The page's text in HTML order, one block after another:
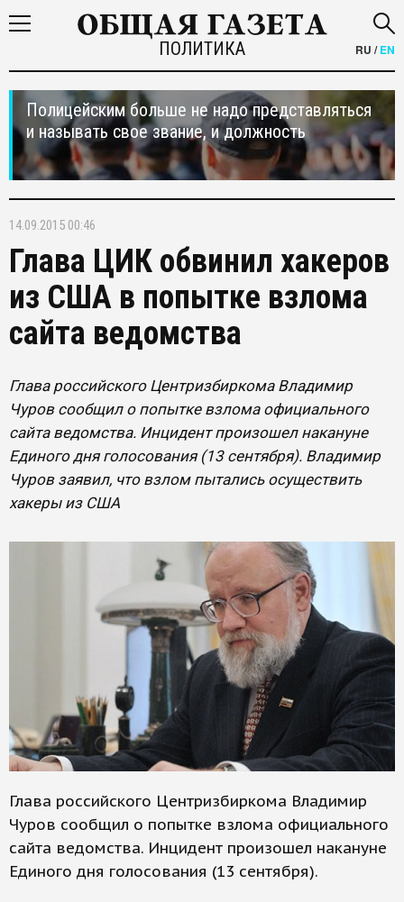
ПОЛИТИКА RU /EN
Полицейским больше не надо представляться
и называть свое звание, и должность
14.09.2015 00:46
Глава ЦИК обвинил хакеров
из США в попытке взлома
сайта ведомства
Глава российского Центризбиркома Владимир
Чуров сообщил о попытке взлома официального
сайта ведомства. Инцидент произошел накануне
Единого дня голосования (13 сентября). Владимир
Чуров заявил, что взлом пытались осуществить
хакеры из США
Глава российского Центризбиркома Владимир
Чуров сообщил о попытке взлома официального
сайта ведомства. Инцидент произошел накануне
Единого дня голосования (13 сентября).